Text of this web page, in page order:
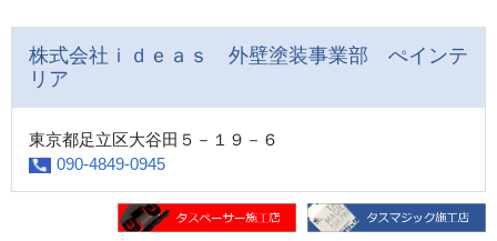
株式会社ｉｄｅａｓ 外壁塗装事業部 ぺインテ
リア
東京都足立区大谷田５－１９－６
090-4849-0945